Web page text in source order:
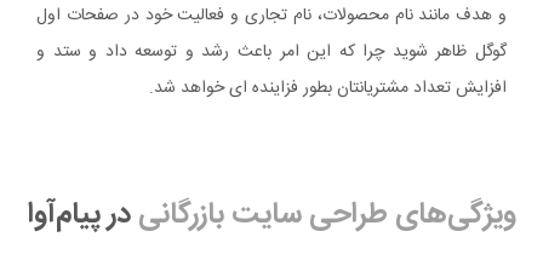
و هدف مانند نام محصولات، نام تجاری و فعالیت خود در صفحات اول
گوگل ظاهر شوید چرا که این امر باعث رشد و توسعه داد و ستد و
افزایش تعداد مشتریانتان بطور فزاینده ای خواهد شد.
ویژگی‌های طراحی سایت بازرگانیدر پیام‌آوا